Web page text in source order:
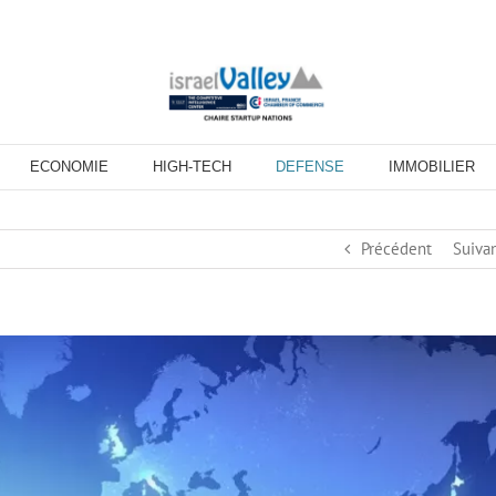
ECONOMIE HIGH-TECH DEFENSE IMMOBILIER
Précédent